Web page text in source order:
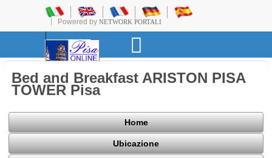
Powered by NETWORK PORTALI
Bed and Breakfast ARISTON PISA
TOWER Pisa
Home
Ubicazione